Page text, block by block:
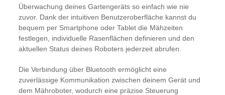
Überwachung deines Gartengeräts so einfach wie nie
zuvor. Dank der intuitiven Benutzeroberfläche kannst du
bequem per Smartphone oder Tablet die Mähzeiten
festlegen, individuelle Rasenflächen definieren und den
aktuellen Status deines Roboters jederzeit abrufen.
Die Verbindung über Bluetooth ermöglicht eine
zuverlässige Kommunikation zwischen deinem Gerät und
dem Mähroboter, wodurch eine präzise Steuerung